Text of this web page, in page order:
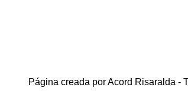
Página creada por Acord Risaralda -